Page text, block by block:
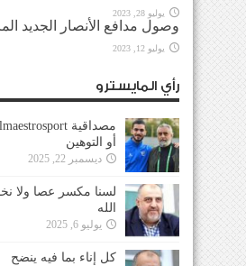
يوليو 28, 2023
وصول مدافع الأنصار الجديد
يوليو 12, 2023
رأي المايسترو
أو التوهين
ديسمبر 22, 2025
لسنا مكسر عصا ولا
الله
يوليو 6, 2025
كل إناء بما فيه ينضح